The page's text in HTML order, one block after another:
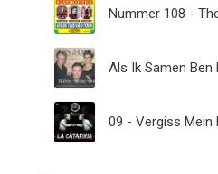
Nummer 108 -
Als Ik Samen
09 - Vergiss Mein